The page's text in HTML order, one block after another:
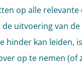
op alle
uitvoering van de
kan leiden,
op te nemen (of